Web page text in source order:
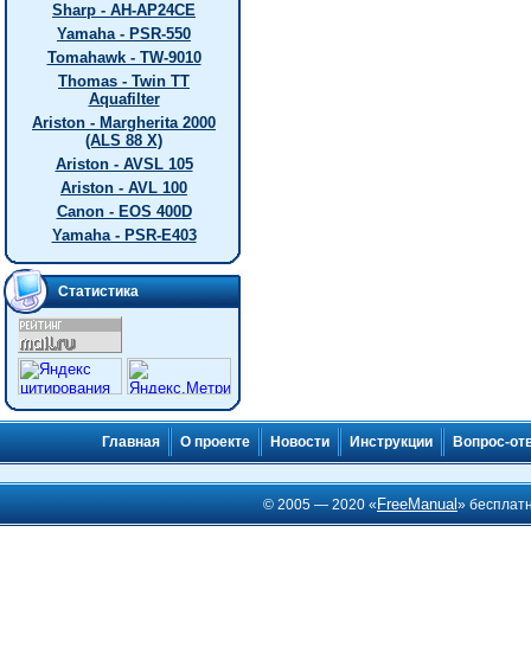
Sharp - AH-AP24CE
Yamaha - PSR-550
Tomahawk - TW-9010
Thomas - Twin TT
Aquafilter
Ariston - Margherita 2000
(ALS 88 X)
Ariston - AVSL 105
Ariston - AVL 100
Canon - EOS 400D
Yamaha - PSR-E403
Статистика
Главная О проекте Новости Инструкции Вопрос-
© 2005 — 2020 « FreeManual»